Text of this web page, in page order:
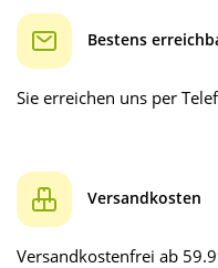
Bestens
Sie erreichen uns per
Versandkosten
Versandkostenfrei ab